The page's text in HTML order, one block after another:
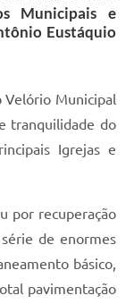
Municipais e
Eustáquio
Velório Municipal
tranquilidade do
Igrejas e
por recuperação
de enormes
básico,
pavimentação